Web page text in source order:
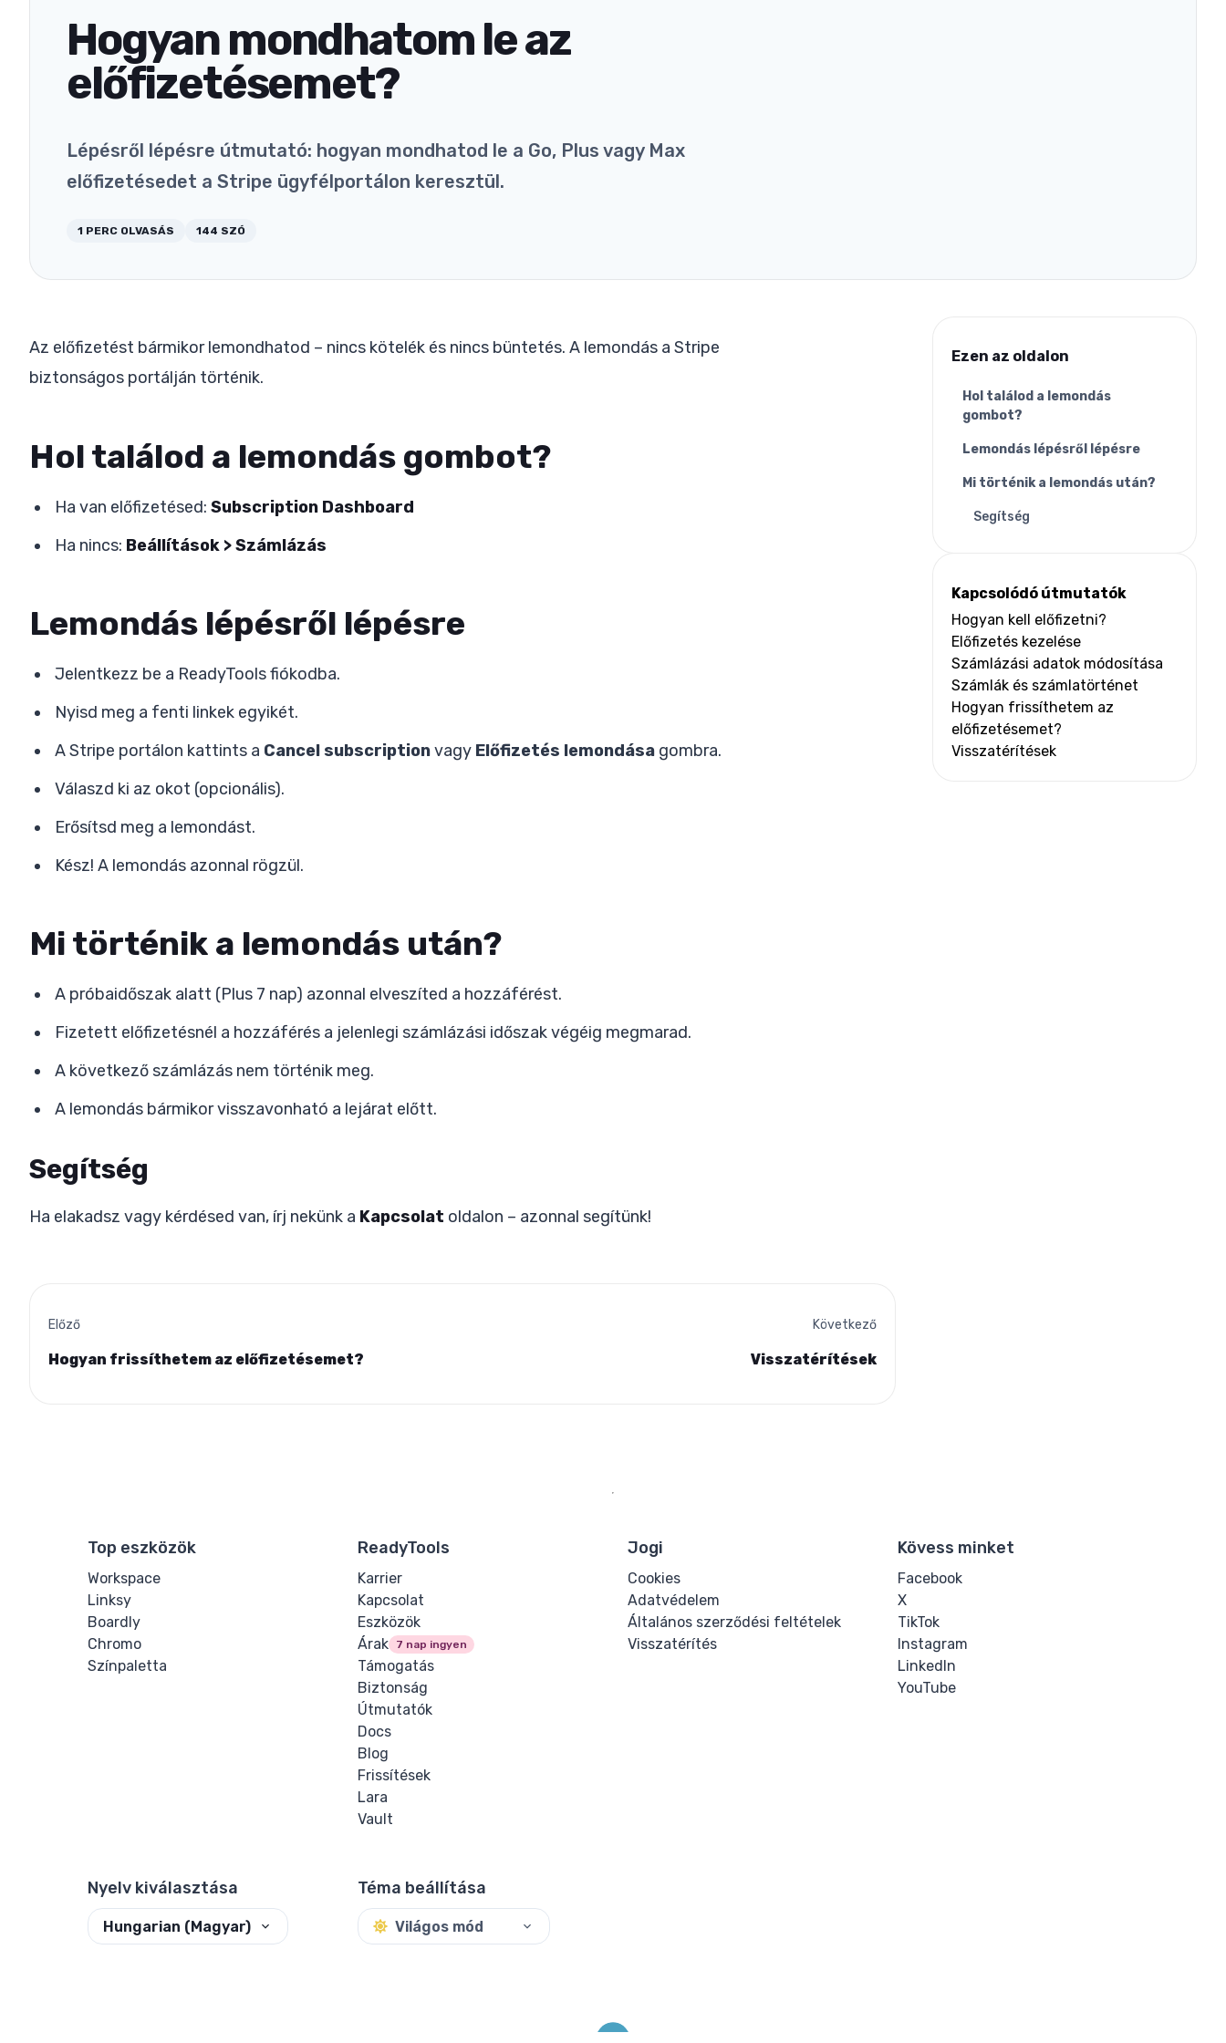
Hogyan mondhatom le az
előfizetésemet?
Lépésről lépésre útmutató: hogyan mondhatod le a Go, Plus vagy Max
előfizetésedet a Stripe ügyfélportálon keresztül.
1 PERC OLVASÁS 144 SZÓ
Az előfizetést bármikor lemondhatod – nincs kötelék és nincs büntetés. A lemondás a Stripe
biztonságos portálján történik.
Hol találod a lemondás gombot?
Ha van előfizetésed: Subscription Dashboard
Ha nincs: Beállítások > Számlázás
Lemondás lépésről lépésre
Jelentkezz be a ReadyTools fiókodba.
Nyisd meg a fenti linkek egyikét.
A Stripe portálon kattints a Cancel subscriptionvagy Előfizetés lemondása gombra.
Válaszd ki az okot (opcionális).
Erősítsd meg a lemondást.
Kész! A lemondás azonnal rögzül.
Mi történik a lemondás után?
A próbaidőszak alatt (Plus 7 nap) azonnal elveszíted a hozzáférést.
Fizetett előfizetésnél a hozzáférés a jelenlegi számlázási időszak végéig megmarad.
A következő számlázás nem történik meg.
A lemondás bármikor visszavonható a lejárat előtt.
Segítség
Ha elakadsz vagy kérdésed van, írj nekünk a Kapcsolat oldalon – azonnal segítünk!
Előző
Hogyan frissíthetem az előfizetésemet?
Következő
Visszatérítések
Ezen az oldalon
Hol találod a lemondás
gombot?
Lemondás lépésről lépésre
Mi történik a lemondás után?
Segítség
Kapcsolódó útmutatók
Hogyan kell előfizetni?
Előfizetés kezelése
Számlázási adatok módosítása
Számlák és számlatörténet
Hogyan frissíthetem az
előfizetésemet?
Visszatérítések
Top eszközök
Workspace
Linksy
Boardly
Chromo
Színpaletta
ReadyTools
Karrier
Kapcsolat
Eszközök
Árak
7 nap ingyen
Támogatás
Biztonság
Útmutatók
Docs
Blog
Frissítések
Lara
Vault
Jogi
Cookies
Adatvédelem
Általános szerződési feltételek
Visszatérítés
Kövess minket
Facebook
X
TikTok
Instagram
LinkedIn
YouTube
Nyelv kiválasztása
Hungarian (Magyar)
Téma beállítása
Világos mód